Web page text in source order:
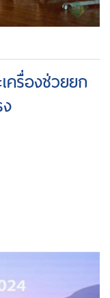
ครื่องช่วยยก